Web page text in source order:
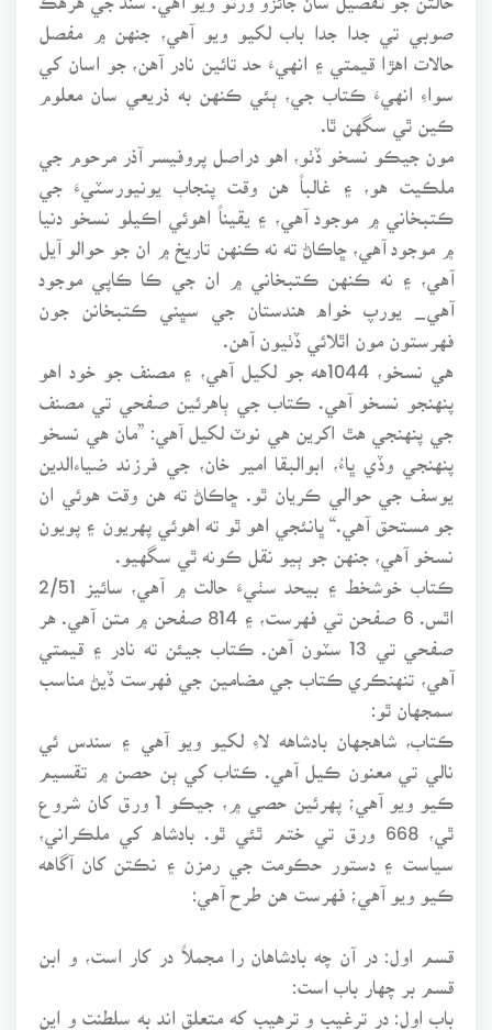
صوبي تي جدا جدا باب لکيو ويو آهي، جنهن ۾ مفصل
حالات اهڙا قيمتي ۽ انهيءَ حد تائين نادر آهن، جو اسان کي
سواءِ انهيءَ ڪتاب جي، ٻئي ڪنهن به ذريعي سان معلوم
ڪين ٿي سگهن ٿا.
مون جيڪو نسخو ڏٺو، اهو دراصل پروفيسر آذر مرحوم جي
ملڪيت هو، ۽ غالباً هن وقت پنجاب يونيورسٽيءَ جي
ڪتبخاني ۾ موجود آهي، ۽ يقيناً اهوئي اڪيلو نسخو دنيا
۾ موجود آهي، ڇاڪاڻ ته نه ڪنهن تاريخ ۾ ان جو حوالو آيل
آهي، ۽ نه ڪنهن ڪتبخاني ۾ ان جي ڪا ڪاپي موجود
آهي_ يورپ خواه هندستان جي سڀني ڪتبخانن جون
فهرستون مون اٿلائي ڏٺيون آهن.
هي نسخو، 1044هه جو لکيل آهي، ۽ مصنف جو خود اهو
پنهنجو نسخو آهي. ڪتاب جي ٻاهرئين صفحي تي مصنف
جي پنهنجي هٿ اکرين هي نوٽ لکيل آهي: ”مان هي نسخو
پنهنجي وڏي ڀاءُ، ابوالبقا امير خان، جي فرزند ضياءالدين
يوسف جي حوالي ڪريان ٿو. ڇاڪاڻ ته هن وقت هوئي ان
جو مستحق آهي.“ ڀانئجي اهو ٿو ته اهوئي پهريون ۽ پويون
نسخو آهي، جنهن جو ٻيو نقل ڪونه ٿي سگهيو.
ڪتاب خوشخط ۽ بيحد سٺيءَ حالت ۾ آهي، سائيز 2/51
اٿس. 6 صفحن تي فهرست، ۽ 814 صفحن ۾ متن آهي. هر
صفحي تي 13 سٽون آهن. ڪتاب جيئن ته نادر ۽ قيمتي
آهي، تنهنڪري ڪتاب جي مضامين جي فهرست ڏيڻ مناسب
سمجهان ٿو:
ڪتاب، شاهجهان بادشاهه لاءِ لکيو ويو آهي ۽ سندس ئي
نالي تي معنون ڪيل آهي. ڪتاب کي ٻن حصن ۾ تقسيم
ڪيو ويو آهي؛ پهرئين حصي ۾، جيڪو 1 ورق کان شروع
ٿي، 668 ورق تي ختم ٿئي ٿو. بادشاه کي ملڪراني،
سياست ۽ دستور حڪومت جي رمزن ۽ نڪتن کان آگاهه
ڪيو ويو آهي؛ فهرست هن طرح آهي:
قسم اول: در آن چه بادشاهان را مجملاً در کار است، و ابن
قسم بر چهار باب است:
باب اول: در ترغيب و ترهيب که متعلق اند به سلطنت و اين